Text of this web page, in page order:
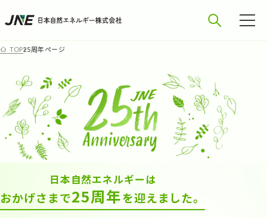
TOP25周年ページ
日本自然エネルギーは
おかげさまで25周年を迎えました。